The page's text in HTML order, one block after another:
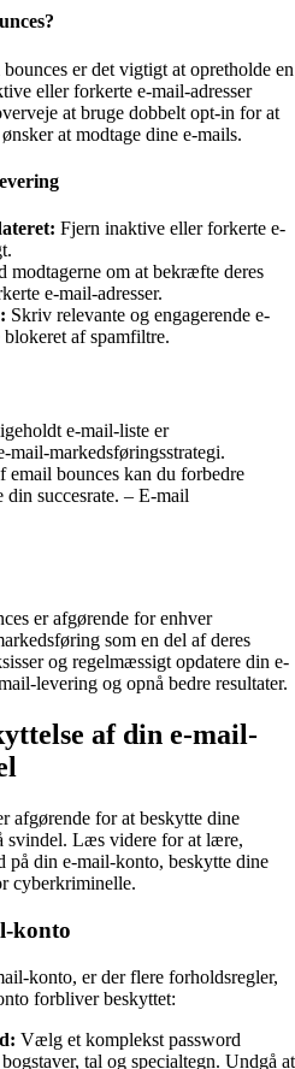
er det vigtigt at opretholde en
eller forkerte e-mail-adresser
at bruge dobbelt opt-in for at
at modtage dine e-mails.
Fjern inaktive eller forkerte e-
modtagerne om at bekræfte deres
e-mail-adresser.
Skriv relevante og engagerende e-
af spamfiltre.
e-mail-liste er
mail-markedsføringsstrategi.
email bounces kan du forbedre
succesrate. – E-mail
er afgørende for enhver
som en del af deres
og regelmæssigt opdatere din e-
levering og opnå bedre resultater.
af din e-mail-
afgørende for at beskytte dine
svindel. Læs videre for at lære,
på din e-mail-konto, beskytte dine
cyberkriminelle.
konto
konto, er der flere forholdsregler,
forbliver beskyttet:
Vælg et komplekst password
tal og specialtegn. Undgå at